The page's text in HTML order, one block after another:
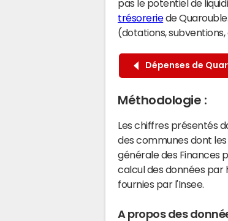
pas le potentiel de
trésoreriede
(dotations,
Dépenses de
Méthodologie :
Les chiffres présentés
des communes dont
générale des Finances
calcul des données par
fournies par l'Insee.
A propos des